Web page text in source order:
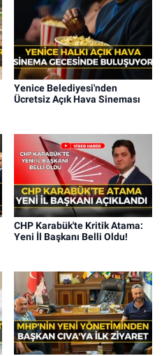
Yenice Belediyesi'nden
Ücretsiz Açık Hava Sineması
CHP Karabük'te Kritik Atama:
Yeni İl Başkanı Belli Oldu!